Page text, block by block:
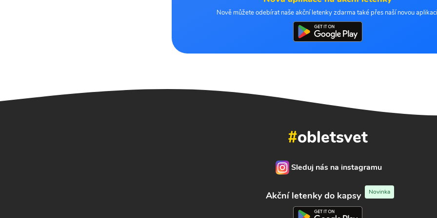
Nově můžete odebírat naše akční letenky zdarma také přes naší novou
#obletsvet
Sleduj nás na instagramu
Akční letenky do kapsy Novinka